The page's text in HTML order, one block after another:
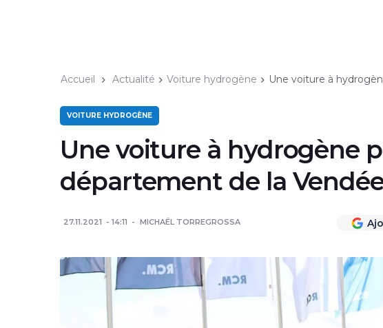
Accueil Actualité Voiture hydrogène Une voiture à
VOITURE HYDROGÈNE
Une voiture à hydrogène
département de la
27.11.2021 14:11 MICHAËL TORREGROSSA